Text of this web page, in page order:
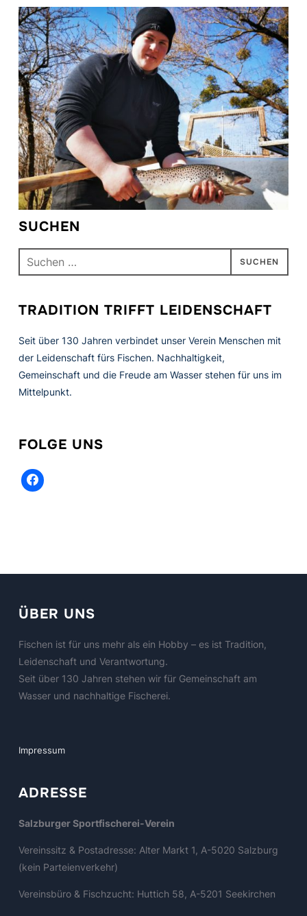
SUCHEN
Suchen
nach:
TRADITION TRIFFT LEIDENSCHAFT
Seit über 130 Jahren verbindet unser Verein Menschen mit
der Leidenschaft fürs Fischen. Nachhaltigkeit,
Gemeinschaft und die Freude am Wasser stehen für uns im
Mittelpunkt.
FOLGE UNS
facebook
ÜBER UNS
Fischen ist für uns mehr als ein Hobby – es ist Tradition,
Leidenschaft und Verantwortung.
Seit über 130 Jahren stehen wir für Gemeinschaft am
Wasser und nachhaltige Fischerei.
Impressum
ADRESSE
Salzburger Sportfischerei-Verein
Vereinssitz & Postadresse: Alter Markt 1, A-5020 Salzburg
(kein Parteienverkehr)
Vereinsbüro & Fischzucht: Huttich 58, A-5201 Seekirchen